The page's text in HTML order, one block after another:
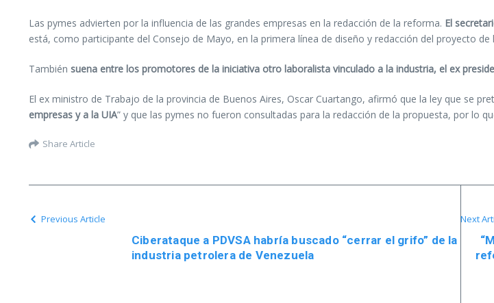
Las pymes advierten por la influencia de las grandes empresas en la redacción de la reforma. El
está, como participante del Consejo de Mayo, en la primera línea de diseño y redacción del proyecto de
También suena entre los promotores de la iniciativa otro laboralista vinculado a la industria, el ex
El ex ministro de Trabajo de la provincia de Buenos Aires, Oscar Cuartango, afirmó que la ley que se
empresas y a la UIA” y que las pymes no fueron consultadas para la redacción de la propuesta, por lo
Share Article
Previous Article
Ciberataque a PDVSA habría buscado “cerrar el grifo” de la
industria petrolera de Venezuela
Next